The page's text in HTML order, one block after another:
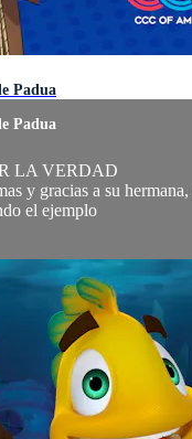
Padua
Padua
LA VERDAD
y gracias a su
el ejemplo